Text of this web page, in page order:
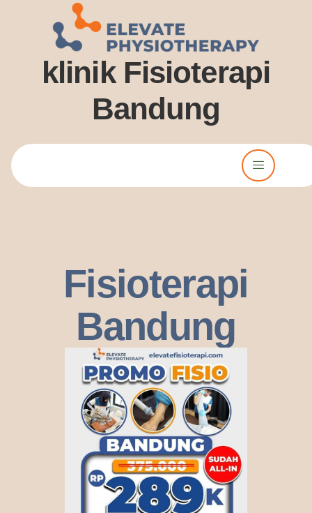
klinik Fisioterapi
Bandung
Fisioterapi
Bandung